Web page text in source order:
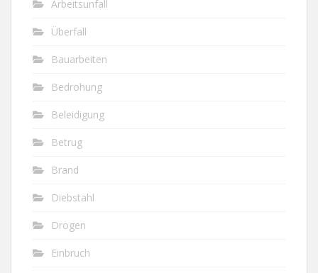
Arbeitsunfall
Überfall
Bauarbeiten
Bedrohung
Beleidigung
Betrug
Brand
Diebstahl
Drogen
Einbruch